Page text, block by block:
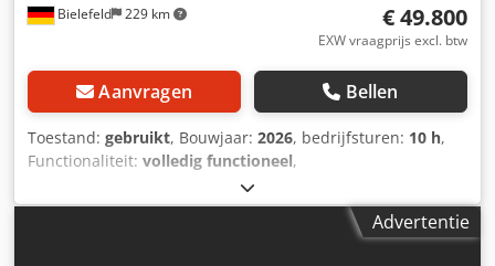
Bielefeld 229 km € 49.800
EXW vraagprijs excl. btw
Aanvragen Bellen
Toestand: gebruikt, Bouwjaar: 2026, bedrijfsturen: 10 h,
Functionaliteit: volledig functioneel,
2026-078
mm, werkhoogte:100 mm, snijbreedte (max.):1.600 mm,
aantal posities in het gereedschapsmagazijn: 2, Gebruikte
Advertentie